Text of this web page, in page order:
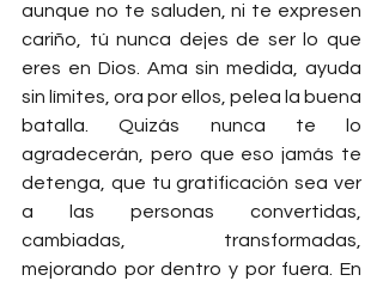
aunque no te saluden, ni te expresen
cariño, tú nunca dejes de ser lo que
eres en Dios. Ama sin medida, ayuda
sin límites, ora por ellos, pelea la buena
batalla. Quizás nunca te lo
agradecerán, pero que eso jamás te
detenga, que tu gratificación sea ver
a las personas convertidas,
cambiadas, transformadas,
mejorando por dentro y por fuera. En